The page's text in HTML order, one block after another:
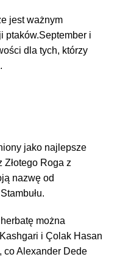
jest ważnym
ptaków.September i
dla tych, którzy
jako najlepsze
Roga z
nazwę od
można
i Çolak Hasan
co Alexander Dede